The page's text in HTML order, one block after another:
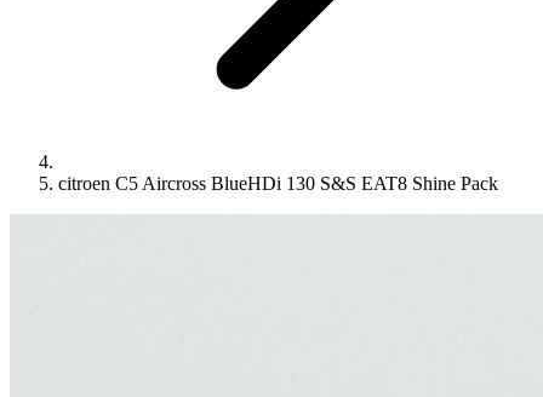
citroen C5 Aircross BlueHDi 130 S&S EAT8 Shine Pack